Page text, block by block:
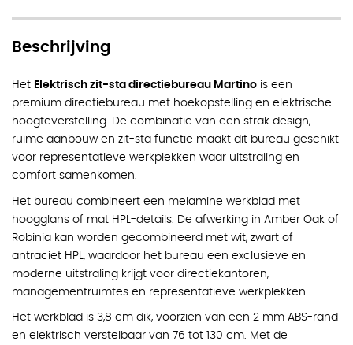
Beschrijving
Het Elektrisch zit-sta directiebureau Martino is een
premium directiebureau met hoekopstelling en elektrische
hoogteverstelling. De combinatie van een strak design,
ruime aanbouw en zit-sta functie maakt dit bureau geschikt
voor representatieve werkplekken waar uitstraling en
comfort samenkomen.
Het bureau combineert een melamine werkblad met
hoogglans of mat HPL-details. De afwerking in Amber Oak of
Robinia kan worden gecombineerd met wit, zwart of
antraciet HPL, waardoor het bureau een exclusieve en
moderne uitstraling krijgt voor directiekantoren,
managementruimtes en representatieve werkplekken.
Het werkblad is 3,8 cm dik, voorzien van een 2 mm ABS-rand
en elektrisch verstelbaar van 76 tot 130 cm. Met de